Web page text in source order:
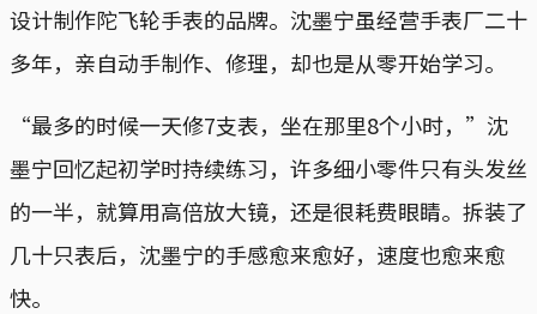
设计制作陀飞轮手表的品牌。沈墨宁虽经营手表厂二十
多年，亲自动手制作、修理，却也是从零开始学习。
“最多的时候一天修7支表，坐在那里8个小时，”沈
墨宁回忆起初学时持续练习，许多细小零件只有头发丝
的一半，就算用高倍放大镜，还是很耗费眼睛。拆装了
几十只表后，沈墨宁的手感愈来愈好，速度也愈来愈
快。